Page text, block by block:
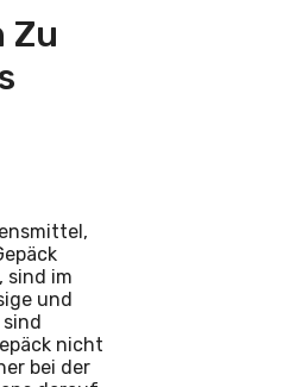
Zu
sind im
und
nicht
bei der